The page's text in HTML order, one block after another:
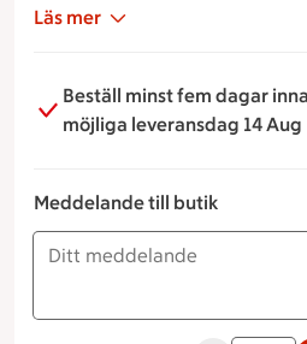
den till 6 personer.
Läs mer
Beställ minst fem dagar
möjliga leveransdag 14 Aug
Meddelande till butik